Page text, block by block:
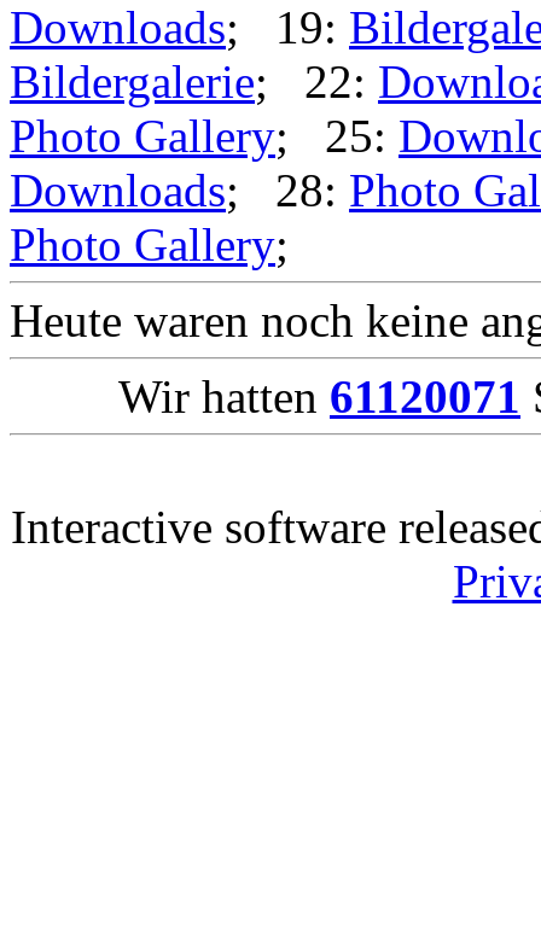
Downloads; 19:
Bildergalerie; 22:
Photo Gallery; 25:
Downloads; 28: Photo
Photo Gallery;
Heute waren noch keine
Wir hatten 61120071
Interactive software